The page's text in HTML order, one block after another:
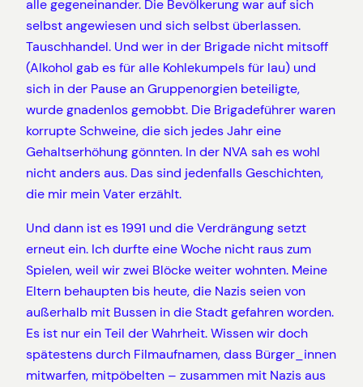
alle gegeneinander. Die Bevölkerung war auf sich
selbst angewiesen und sich selbst überlassen.
Tauschhandel. Und wer in der Brigade nicht mitsoff
(Alkohol gab es für alle Kohlekumpels für lau) und
sich in der Pause an Gruppenorgien beteiligte,
wurde gnadenlos gemobbt. Die Brigadeführer waren
korrupte Schweine, die sich jedes Jahr eine
Gehaltserhöhung gönnten. In der NVA sah es wohl
nicht anders aus. Das sind jedenfalls Geschichten,
die mir mein Vater erzählt.
Und dann ist es 1991 und die Verdrängung setzt
erneut ein. Ich durfte eine Woche nicht raus zum
Spielen, weil wir zwei Blöcke weiter wohnten. Meine
Eltern behaupten bis heute, die Nazis seien von
außerhalb mit Bussen in die Stadt gefahren worden.
Es ist nur ein Teil der Wahrheit. Wissen wir doch
spätestens durch Filmaufnamen, dass Bürger_innen
mitwarfen, mitpöbelten – zusammen mit Nazis aus